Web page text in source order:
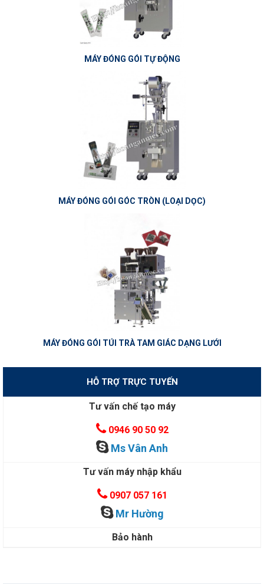
MÁY ĐÓNG GÓI TỰ ĐỘNG
MÁY ĐÓNG GÓI GÓC TRÒN (LOẠI DỌC)
MÁY ĐÓNG GÓI TÚI TRÀ TAM GIÁC DẠNG LƯỚI
HỖ TRỢ TRỰC TUYẾN
Tư vấn chế tạo máy
0946 90 50 92
Ms Vân Anh
Tư vấn máy nhập khẩu
0907 057 161
Mr Hường
Bảo hành